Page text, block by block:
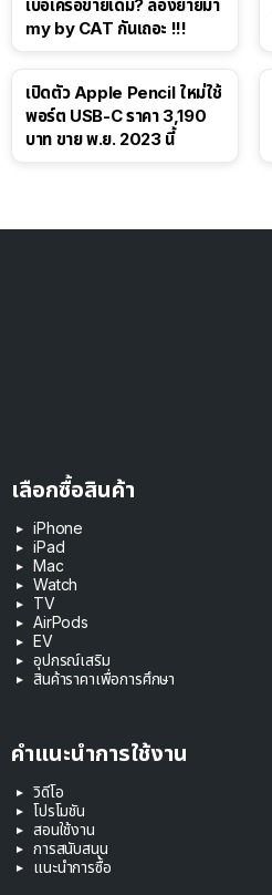
เบื่อเครือข่ายเดิม? ลองย้ายมา
my by CAT กันเถอะ !!!
เปิดตัว Apple Pencil ใหม่ใช้
พอร์ต USB-C ราคา 3,190
บาท ขาย พ.ย. 2023 นี้
เลือกซื้อสินค้า
iPhone
iPad
Mac
Watch
TV
AirPods
EV
อุปกรณ์เสริม
สินค้าราคาเพื่อการศึกษา
คำแนะนำการใช้งาน
วิดีโอ
โปรโมชัน
สอนใช้งาน
การสนับสนุน
แนะนำการซื้อ